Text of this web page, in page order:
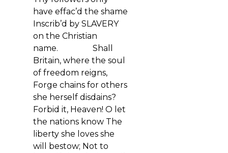
have effac’d the shame
Inscrib’d by SLAVERY
on the Christian
name. Shall
Britain, where the soul
of freedom reigns,
Forge chains for others
she herself disdains?
Forbid it, Heaven! O let
the nations know The
liberty she loves she
will bestow; Not to